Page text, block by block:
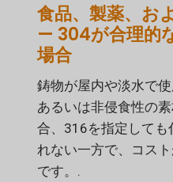
食品、製薬、お
— 304が合理的
場合
鋳物が屋内や淡水で使
あるいは非侵食性の
合、316を指定しても
れない一方で、コス
です。.